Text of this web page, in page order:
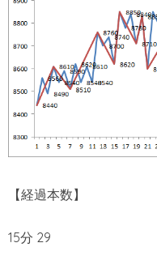
【経過本数】
15分 29